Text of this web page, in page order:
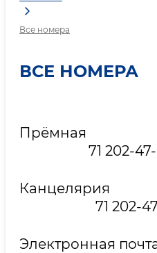
Все номера
ВСЕ НОМЕРА
71 202-47-
71 202-47-